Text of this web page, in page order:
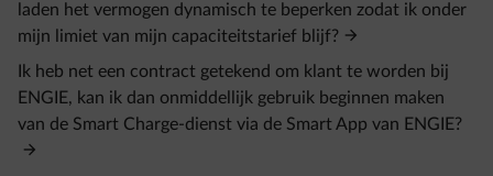
laden het vermogen dynamisch te beperken zodat ik onder
mijn limiet van mijn capaciteitstarief blijf?
Ik heb net een contract getekend om klant te worden bij
ENGIE, kan ik dan onmiddellijk gebruik beginnen maken
van de Smart Charge-dienst via de Smart App van ENGIE?